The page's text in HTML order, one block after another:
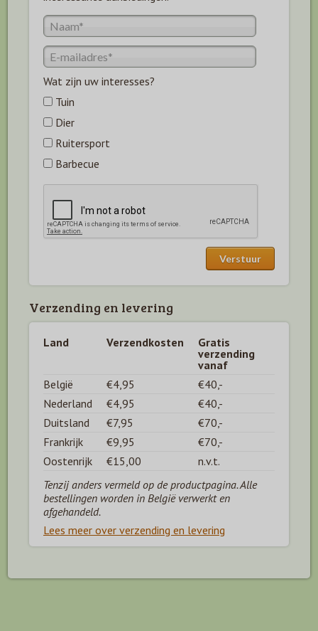
Wat zijn uw interesses?
Tuin
Dier
Ruitersport
Barbecue
Verzending en levering
Land Verzendkosten
Gratis
verzending
vanaf
België
€4,95
€40,-
Nederland
€4,95
€40,-
Duitsland
€7,95
€70,-
Frankrijk
€9,95
€70,-
Oostenrijk
€15,00
n.v.t.
Tenzij anders vermeld op de productpagina. Alle
bestellingen worden in België verwerkt en
afgehandeld.
Lees meer over verzending en levering